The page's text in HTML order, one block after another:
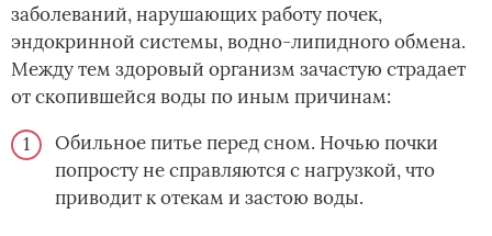
заболеваний, нарушающих работу почек,
эндокринной системы, водно-липидного обмена.
Между тем здоровый организм зачастую страдает
от скопившейся воды по иным причинам:
Обильное питье перед сном. Ночью почки
попросту не справляются с нагрузкой, что
приводит к отекам и застою воды.